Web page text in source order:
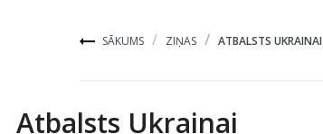
SĀKUMS ZIŅAS ATBALSTS UKRAINAI
Atbalsts Ukrainai